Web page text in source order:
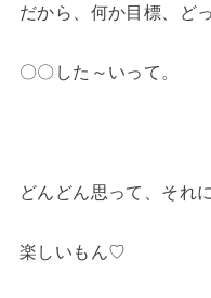
だから、何か目標、ど
〇〇した～いって。
どんどん思って、それ
楽しいもん♡